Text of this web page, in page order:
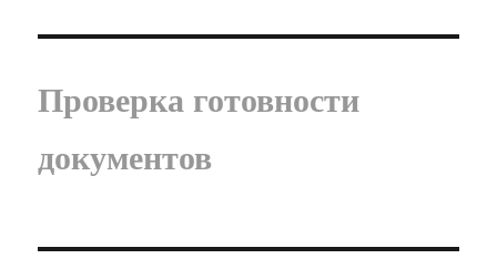
Проверка готовности
документов